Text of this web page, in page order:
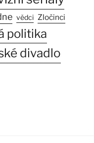
vědci Zločinci
politika
divadlo